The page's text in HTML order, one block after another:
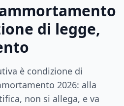
di legge,
è condizione di
2026: alla
non si allega, e va